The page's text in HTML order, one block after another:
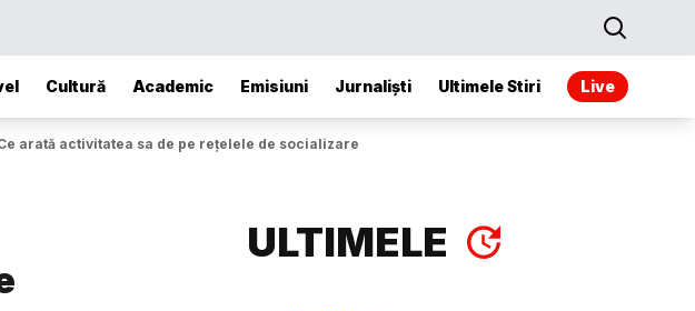
Cultură Academic Emisiuni Jurnaliști Ultimele Stiri Live
arată activitatea sa de pe rețelele de socializare
ULTIMELE